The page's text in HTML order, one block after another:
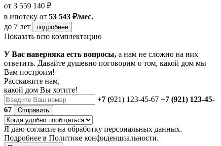
от 3 559 140 ₽
в ипотеку от 53 543 ₽/мес.
до 7 лет
подробнее
Показать всю комплектацию
У Вас наверняка есть вопросы, а нам не сложно на них
ответить. Давайте душевно поговорим о том, какой дом мы
Вам построим!
Расскажите нам,
какой дом Вы хотите!
+7 (921) 123-45-67 +7 (921) 123-45-
67
Отправить
Я даю согласие на обработку персональных данных.
Подробнее в Политике конфиденциальности.